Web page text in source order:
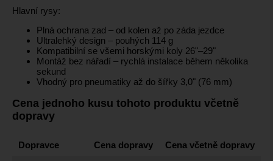
Hlavní rysy:
Plná ochrana zad – od kolen až po záda jezdce
Ultralehký design – pouhých 114 g
Kompatibilní se všemi horskými koly 26"–29"
Montáž bez nářadí – rychlá instalace během několika
sekund
Vhodný pro pneumatiky až do šířky 3,0" (76 mm)
Cena jednoho kusu tohoto produktu včetně
dopravy
Dopravce Cena dopravy Cena včetně dopravy